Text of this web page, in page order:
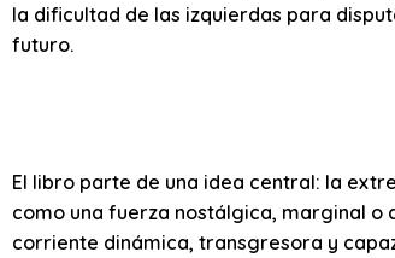
la dificultad de las izquierdas para
futuro.
El libro parte de una idea central: la
como una fuerza nostálgica, marginal o
corriente dinámica, transgresora y